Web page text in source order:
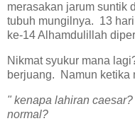
merasakan jarum suntik
tubuh mungilnya. 13
ke-14 Alhamdulillah
Nikmat syukur mana
berjuang. Namun ketika
" kenapa lahiran
normal?